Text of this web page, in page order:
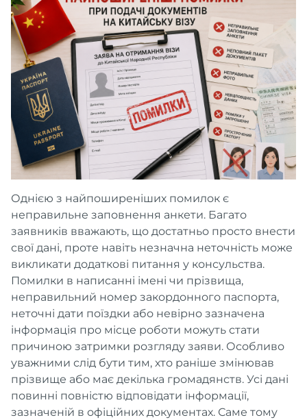
Однією з найпоширеніших помилок є
неправильне заповнення анкети. Багато
заявників вважають, що достатньо просто внести
свої дані, проте навіть незначна неточність може
викликати додаткові питання у консульства.
Помилки в написанні імені чи прізвища,
неправильний номер закордонного паспорта,
неточні дати поїздки або невірно зазначена
інформація про місце роботи можуть стати
причиною затримки розгляду заяви. Особливо
уважними слід бути тим, хто раніше змінював
прізвище або має декілька громадянств. Усі дані
повинні повністю відповідати інформації,
зазначеній в офіційних документах. Саме тому